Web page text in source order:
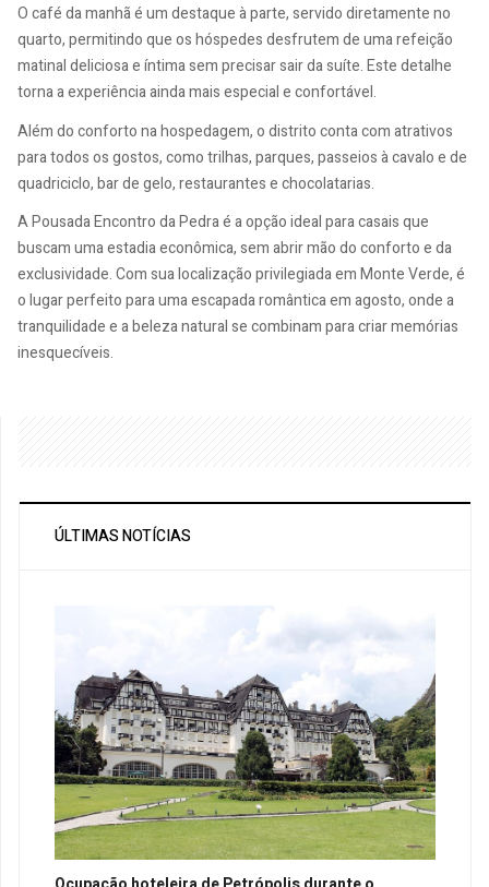
O café da manhã é um destaque à parte, servido diretamente no
quarto, permitindo que os hóspedes desfrutem de uma refeição
matinal deliciosa e íntima sem precisar sair da suíte. Este detalhe
torna a experiência ainda mais especial e confortável.
Além do conforto na hospedagem, o distrito conta com atrativos
para todos os gostos, como trilhas, parques, passeios à cavalo e de
quadriciclo, bar de gelo, restaurantes e chocolatarias.
A Pousada Encontro da Pedra é a opção ideal para casais que
buscam uma estadia econômica, sem abrir mão do conforto e da
exclusividade. Com sua localização privilegiada em Monte Verde, é
o lugar perfeito para uma escapada romântica em agosto, onde a
tranquilidade e a beleza natural se combinam para criar memórias
inesquecíveis.
ÚLTIMAS NOTÍCIAS